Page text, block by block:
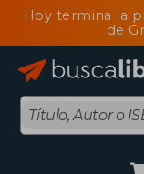
Hoy termina la
de